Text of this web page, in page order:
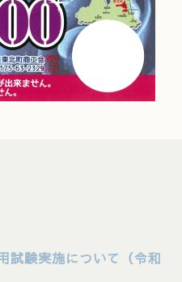
試験実施について（令和